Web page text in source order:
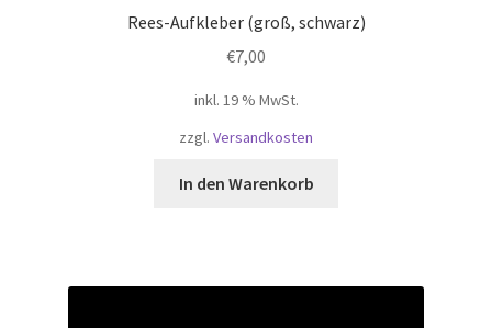
Rees-Aufkleber (groß, schwarz)
€7,00
inkl. 19 % MwSt.
zzgl. Versandkosten
In den Warenkorb